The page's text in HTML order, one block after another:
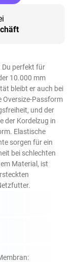
Du perfekt für
10.000 mm
bleibt er auch bei
Oversize-Passform
und der
der Kordelzug in
Elastische
sorgen für ein
bei schlechten
Material, ist